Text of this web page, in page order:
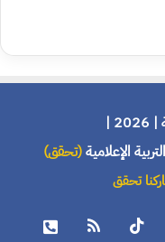
|
الإعلامية(تحقق)
تحقق
تيلقرام ‫TikTok ملخص